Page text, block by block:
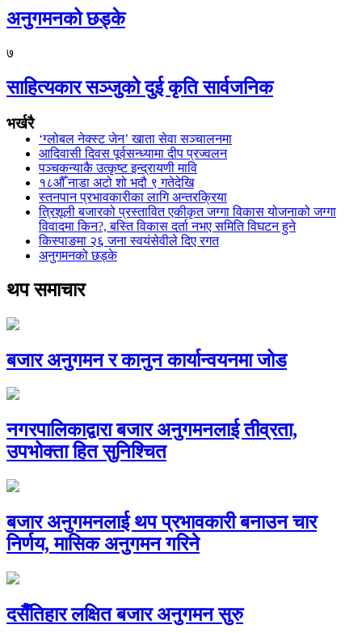
अनुगमनको छड्के
७
साहित्यकार सञ्जुको दुई कृति सार्वजनिक
भर्खरै
‘ग्लोबल नेक्स्ट जेन’ खाता सेवा सञ्चालनमा
आदिवासी दिवस पूर्वसन्ध्यामा दीप प्रज्वलन
पञ्चकन्याकै उत्कृष्ट इन्द्रायणी मावि
१८औँ नाडा अटो शो भदौ ९ गतेदेखि
स्तनपान प्रभावकारीका लागि अन्तरक्रिया
त्रिशूली बजारको प्रस्तावित एकीकृत जग्गा विकास योजनाको जग्गा
विवादमा किन?, बस्ति विकास दर्ता नभए समिति विघटन हुने
किस्पाङमा २६ जना स्वयंसेवीले दिए रगत
अनुगमनको छड्के
थप समाचार
बजार अनुगमन र कानुन कार्यान्वयनमा जोड
नगरपालिकाद्वारा बजार अनुगमनलाई तीव्रता,
उपभोक्ता हित सुनिश्चित
बजार अनुगमनलाई थप प्रभावकारी बनाउन चार
निर्णय, मासिक अनुगमन गरिने
दसैँतिहार लक्षित बजार अनुगमन सुरु